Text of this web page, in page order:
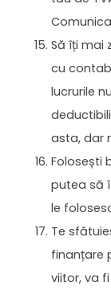
Să îți mai
cu
lucrurile
asta, dar
Folosești
putea să
le
Te
finanțare
viitor, va